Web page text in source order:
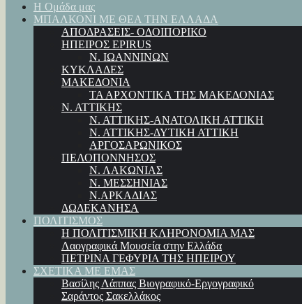
Η Ομάδα μας
ΜΠΑΛΚΟΝΙ ΜΕ ΘΕΑ ΤΗΝ ΕΛΛΑΔΑ
ΑΠΟΔΡΑΣΕΙΣ- ΟΔΟΙΠΟΡΙΚΟ
ΗΠΕΙΡΟΣ EPIRUS
Ν. ΙΩΑΝΝΙΝΩΝ
ΚΥΚΛΑΔΕΣ
ΜΑΚΕΔΟΝΙΑ
ΤΑ ΑΡΧΟΝΤΙΚΑ ΤΗΣ ΜΑΚΕΔΟΝΙΑΣ
Ν. ΑΤΤΙΚΗΣ
Ν. ΑΤΤΙΚΗΣ-ΑΝΑΤΟΛΙΚΗ ΑΤΤΙΚΗ
Ν. ΑΤΤΙΚΗΣ-ΔΥΤΙΚΗ ΑΤΤΙΚΗ
ΑΡΓΟΣΑΡΩΝΙΚΟΣ
ΠΕΛΟΠΟΝΝΗΣΟΣ
Ν. ΛΑΚΩΝΙΑΣ
Ν. ΜΕΣΣΗΝΙΑΣ
Ν.ΑΡΚΑΔΙΑΣ
ΔΩΔΕΚΑΝΗΣΑ
ΠΟΛΙΤΙΣΜΟΣ
Η ΠΟΛΙΤΙΣΜΙΚΗ ΚΛΗΡΟΝΟΜΙΑ ΜΑΣ
Λαογραφικά Μουσεία στην Ελλάδα
ΠΕΤΡΙΝΑ ΓΕΦΥΡΙΑ ΤΗΣ ΗΠΕΙΡΟΥ
ΣΧΕΤΙΚΑ ΜΕ ΕΜΑΣ
Βασίλης Λάππας Βιογραφικό-Εργογραφικό
Σαράντος Σακελλάκος